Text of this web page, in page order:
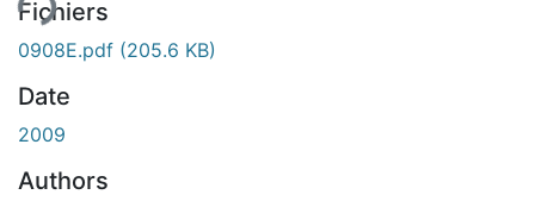
Fichiers
0908E.pdf (205.6 KB)
Date
2009
Authors